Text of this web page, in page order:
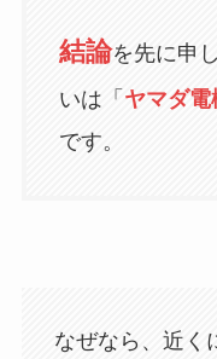
結論を先に申
いは「 ヤマダ電
です。
なぜなら、近く